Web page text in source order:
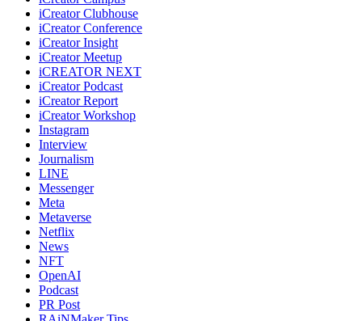
iCreator Clubhouse
iCreator Conference
iCreator Insight
iCreator Meetup
iCREATOR NEXT
iCreator Podcast
iCreator Report
iCreator Workshop
Instagram
Interview
Journalism
LINE
Messenger
Meta
Metaverse
Netflix
News
NFT
OpenAI
Podcast
PR Post